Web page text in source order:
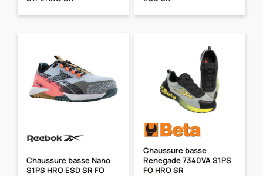
Chaussure basse Nano
S1PS HRO ESD SR FO
Chaussure basse
Renegade 7340VA S1PS
FO HRO SR